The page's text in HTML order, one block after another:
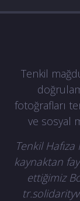
Tenkil
fotoğrafları
ve sosyal
Tenkil
kaynaktan
ettiğimiz